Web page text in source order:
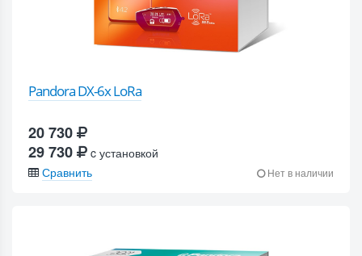
Pandora DX-6x LoRa
20 730
29 730
c установкой
Сравнить
Нет в наличии